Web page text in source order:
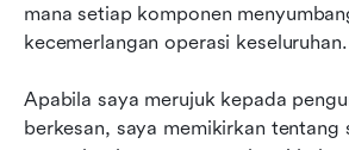
mana setiap komponen
kecemerlangan operasi keseluruhan.
Apabila saya merujuk kepada
berkesan, saya memikirkan tentang